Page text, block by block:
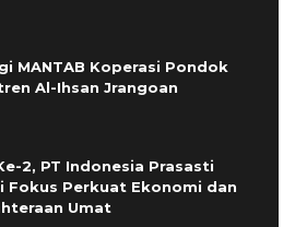
MANTAB Koperasi Pondok
Al-Ihsan Jrangoan
2, PT Indonesia Prasasti
Fokus Perkuat Ekonomi dan
Umat